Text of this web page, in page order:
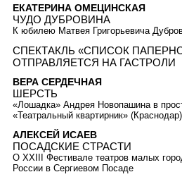
ЕКАТЕРИНА ОМЕЦИНСКАЯ
ЧУДО ДУБРОВИНА
К юбилею Матвея Григорьевича
СПЕКТАКЛЬ «СПИСОК
ОТПРАВЛЯЕТСЯ НА ГАСТРОЛИ
ВЕРА СЕРДЕЧНАЯ
ШЕРСТЬ
«Лошадка» Андрея Новопашина в
«Театральный квартирник» (Краснодар)
АЛЕКСЕЙ ИСАЕВ
ПОСАДСКИЕ СТРАСТИ
О XXIII Фестивале театров малых
России в Сергиевом Посаде